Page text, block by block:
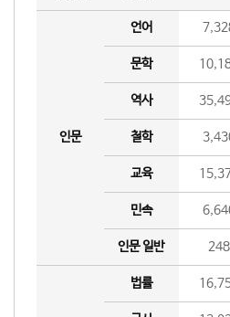
인문
언어
문학
역사
철학
교육
민속
인문 일반 248
법률